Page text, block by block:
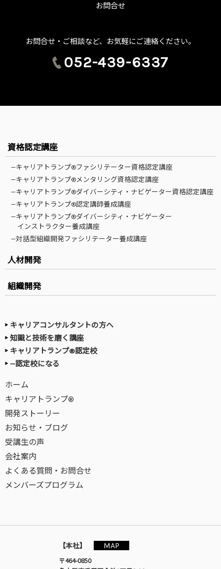
お問合せ
お問合せ・ご相談など、お気軽にご連絡ください。
052-439-6337
資格認定講座
—キャリアトランプ®ファシリテーター資格認定講座
—キャリアトランプ®メンタリング資格認定講座
—キャリアトランプ®ダイバーシティ・ナビゲーター資格認定講座
—キャリアトランプ®認定講師養成講座
—キャリアトランプ®ダイバーシティ・ナビゲーター
インストラクター養成講座
—対話型組織開発ファシリテーター養成講座
人材開発
組織開発
キャリアコンサルタントの方へ
知識と技術を磨く講座
キャリアトランプ®認定校
—認定校になる
ホーム
キャリアトランプ®
開発ストーリー
お知らせ・ブログ
受講生の声
会社案内
よくある質問・お問合せ
メンバーズプログラム
【本社】
MAP
〒464-0850